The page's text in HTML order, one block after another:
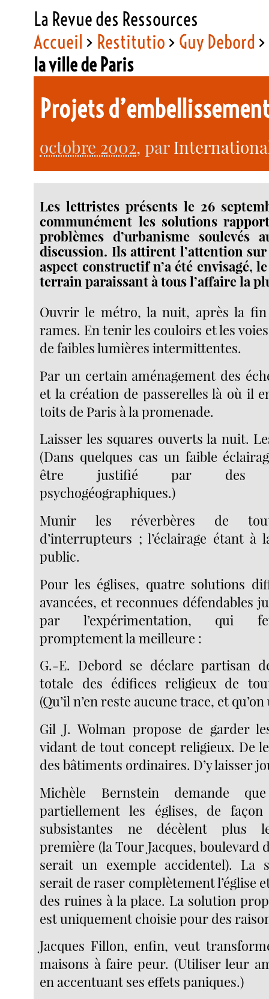
La Revue des Ressources
Accueil > Restitutio> Guy Debord>
la ville de Paris
Projets
octobre 2002, par
Les lettristes présents le 26
communément les solutions
problèmes d’urbanisme soulevés
discussion. Ils attirent l’attention
aspect constructif n’a été envisagé,
terrain paraissant à tous l’affaire la
Ouvrir le métro, la nuit, après la fin
rames. En tenir les couloirs et les
de faibles lumières intermittentes.
Par un certain aménagement des
et la création de passerelles là où il
toits de Paris à la promenade.
Laisser les squares ouverts la nuit.
(Dans quelques cas un faible
être justifié par des
psychogéographiques.)
Munir les réverbères de
d’interrupteurs ; l’éclairage étant à
public.
Pour les églises, quatre solutions
avancées, et reconnues défendables
par l’expérimentation, qui
promptement la meilleure :
G.-E. Debord se déclare partisan
totale des édifices religieux de
(Qu’il n’en reste aucune trace, et
Gil J. Wolman propose de garder
vidant de tout concept religieux. De
des bâtiments ordinaires. D’y laisser
Michèle Bernstein demande
partiellement les églises, de
subsistantes ne décèlent plus
première (la Tour Jacques, boulevard
serait un exemple accidentel). La
serait de raser complètement l’église
des ruines à la place. La solution
est uniquement choisie pour des
Jacques Fillon, enfin, veut
maisons à faire peur. (Utiliser leur
en accentuant ses effets paniques.)